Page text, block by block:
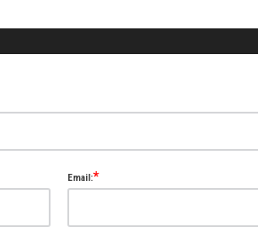
Email:*